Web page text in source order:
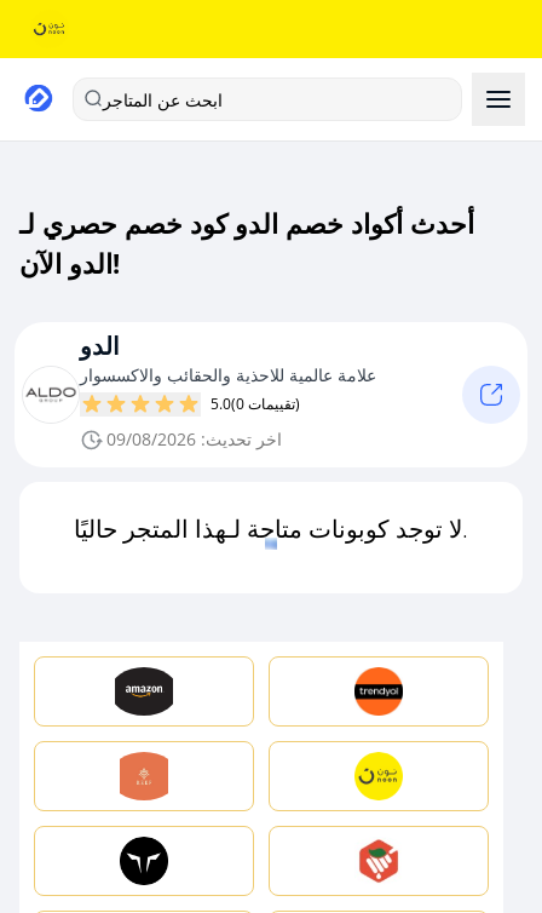
ابحث عن المتاجر
أحدث أكواد خصم الدو كود خصم حصري لـ
الدو الآن!
الدو
علامة عالمية للاحذية والحقائب والاكسسوار
5.0 (0 تقييمات)
اخر تحديث: 09/08/2026
لا توجد كوبونات متاحة لـهذا المتجر حاليًا.